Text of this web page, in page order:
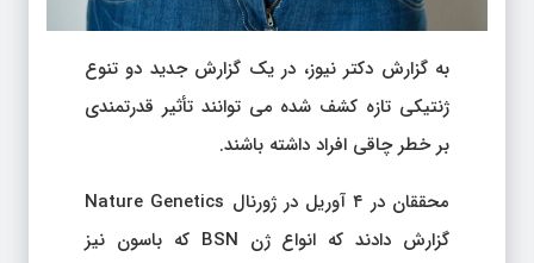
به گزارش دکتر نیوز، در یک گزارش جدید دو تنوع
ژنتیکی تازه کشف شده می توانند تأثیر قدرتمندی
بر خطر چاقی افراد داشته باشند.
محققان در ۴ آوریل در ژورنال Nature Genetics
گزارش دادند که انواع ژن BSN که باسون نیز